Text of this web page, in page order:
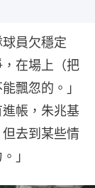
員欠穩定
在場上（把
飄忽的。」
帳，朱兆基
去到某些情
」